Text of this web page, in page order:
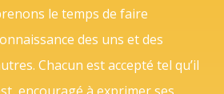
le temps de faire
des uns et des
Chacun est accepté tel qu’il